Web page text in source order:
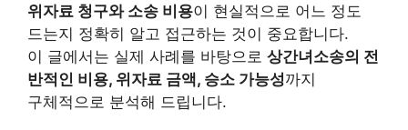
위자료 청구와 소송 비용이 현실적으로 어느 정도
드는지 정확히 알고 접근하는 것이 중요합니다.
이 글에서는 실제 사례를 바탕으로 상간녀소송의 전
반적인 비용, 위자료 금액, 승소 가능성까지
구체적으로 분석해 드립니다.